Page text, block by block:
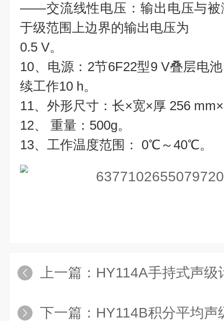
——交流线性电压：输出电压与被
于级范围上边界的输出电压为
0.5 V。
10、电源：2节6F22型9 V叠层电
续工作10 h。
11、外形尺寸：长×宽×厚 256
12、 重量：500g。
13、工作温度范围： 0℃～40℃。
上一篇： HY114A手持式声级
下一篇： HY114B积分平均声